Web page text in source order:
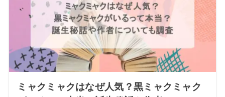
ミャクミャクはなぜ人気？黒ミャクミャク